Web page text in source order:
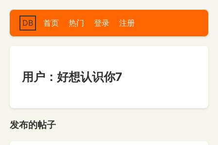
DB 首页 热门 登录 注册
用户：好想认识你7
发布的帖子